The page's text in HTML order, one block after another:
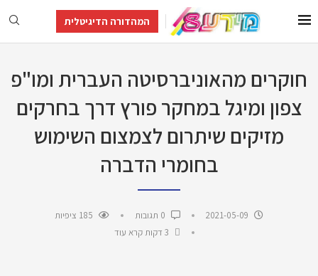
המהדורה הדיגיטלית
חוקרים מהאוניברסיטה העברית ומו"פ
צפון ומיגל במחקר פורץ דרך בחרקים
מזיקים שיתרום לצמצום השימוש
בחומרי הדברה
2021-05-09
185 ציפיות